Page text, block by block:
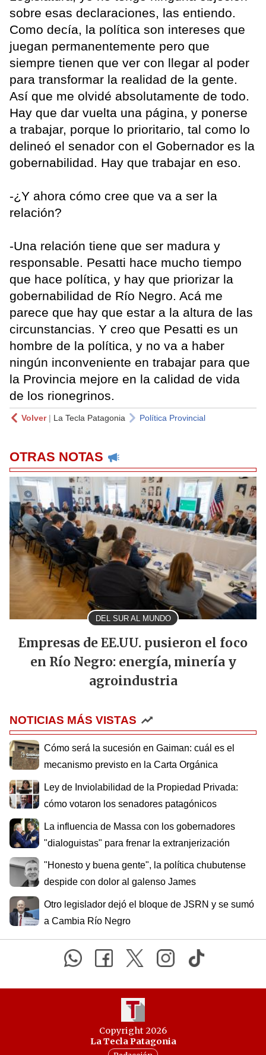
sobre esas declaraciones, las entiendo.
Como decía, la política son intereses que
juegan permanentemente pero que
siempre tienen que ver con llegar al poder
para transformar la realidad de la gente.
Así que me olvidé absolutamente de todo.
Hay que dar vuelta una página, y ponerse
a trabajar, porque lo prioritario, tal como lo
delineó el senador con el Gobernador es la
gobernabilidad. Hay que trabajar en eso.
-¿Y ahora cómo cree que va a ser la
relación?
-Una relación tiene que ser madura y
responsable. Pesatti hace mucho tiempo
que hace política, y hay que priorizar la
gobernabilidad de Río Negro. Acá me
parece que hay que estar a la altura de las
circunstancias. Y creo que Pesatti es un
hombre de la política, y no va a haber
ningún inconveniente en trabajar para que
la Provincia mejore en la calidad de vida
de los rionegrinos.
Volver| La Tecla Patagonia Política Provincial
OTRAS NOTAS
DEL SUR AL MUNDO
Empresas de EE.UU. pusieron el foco
en Río Negro: energía, minería y
agroindustria
NOTICIAS MÁS VISTAS
Cómo será la sucesión en Gaiman: cuál es el
mecanismo previsto en la Carta Orgánica
Ley de Inviolabilidad de la Propiedad Privada:
cómo votaron los senadores patagónicos
La influencia de Massa con los gobernadores
"dialoguistas" para frenar la extranjerización
"Honesto y buena gente", la política chubutense
despide con dolor al galenso James
Otro legislador dejó el bloque de JSRN y se sumó
a Cambia Río Negro
Copyright 2026
La Tecla Patagonia